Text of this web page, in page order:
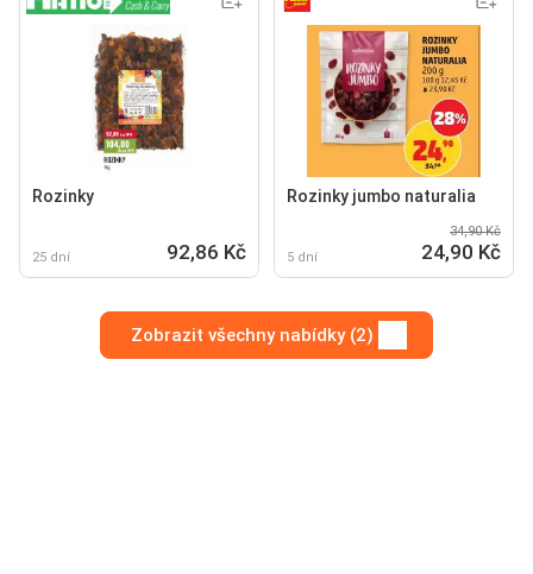
Rozinky
25 dní 92,86 Kč
Rozinky jumbo naturalia
5 dní
34,90 Kč
24,90 Kč
Zobrazit všechny nabídky (2)